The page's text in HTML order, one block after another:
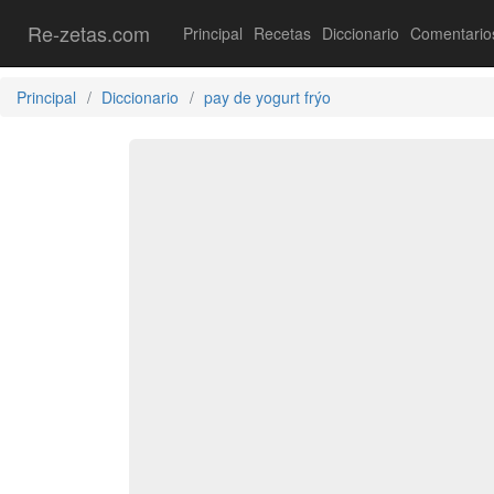
Re-zetas.com Principal Recetas Diccionario
Principal Diccionario pay de yogurt frýo